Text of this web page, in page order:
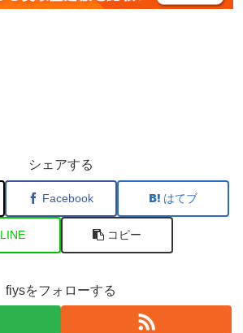
シェアする
Facebook はてブ
LINE コピー
fiysをフォローする